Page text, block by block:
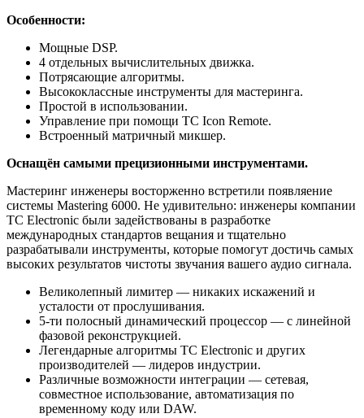
Особенности:
Мощные DSP.
4 отдельных вычислительных движка.
Потрясающие алгоритмы.
Высококлассные инструменты для мастеринга.
Простой в использовании.
Управление при помощи TC Icon Remote.
Встроенный матричный микшер.
Оснащён самыми прецизионными инструментами.
Мастеринг инженеры восторженно встретили появляение
системы Mastering 6000. Не удивительно: инженеры компании
TC Electronic были задействованы в разработке
международных стандартов вещания и тщательно
разрабатывали инструменты, которые помогут достичь самых
высоких результатов чистоты звучания вашего аудио сигнала.
Великолепный лимитер — никаких искажений и
усталости от прослушивания.
5-ти полосный динамический процессор — с линейной
фазовой реконструкцией.
Легендарные алгоритмы TC Electronic и других
производителей — лидеров индустрии.
Различные возможности интеграции — сетевая,
совместное использование, автоматизация по
временному коду или DAW.